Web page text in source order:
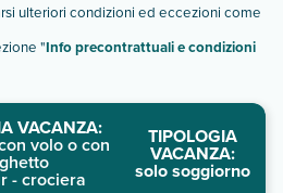
ulteriori condizioni ed eccezioni come
"Info precontrattuali e condizioni
VACANZA:
volo o con
- crociera
TIPOLOGIA
VACANZA:
solo soggiorno